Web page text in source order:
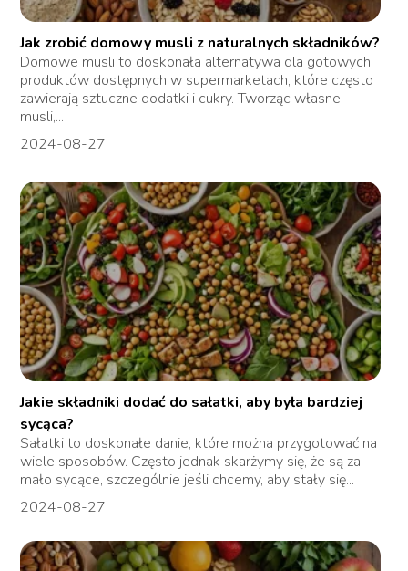
Jak zrobić domowy musli z naturalnych składników?
Domowe musli to doskonała alternatywa dla gotowych
produktów dostępnych w supermarketach, które często
zawierają sztuczne dodatki i cukry. Tworząc własne
musli,...
2024-08-27
Jakie składniki dodać do sałatki, aby była bardziej
sycąca?
Sałatki to doskonałe danie, które można przygotować na
wiele sposobów. Często jednak skarżymy się, że są za
mało sycące, szczególnie jeśli chcemy, aby stały się...
2024-08-27